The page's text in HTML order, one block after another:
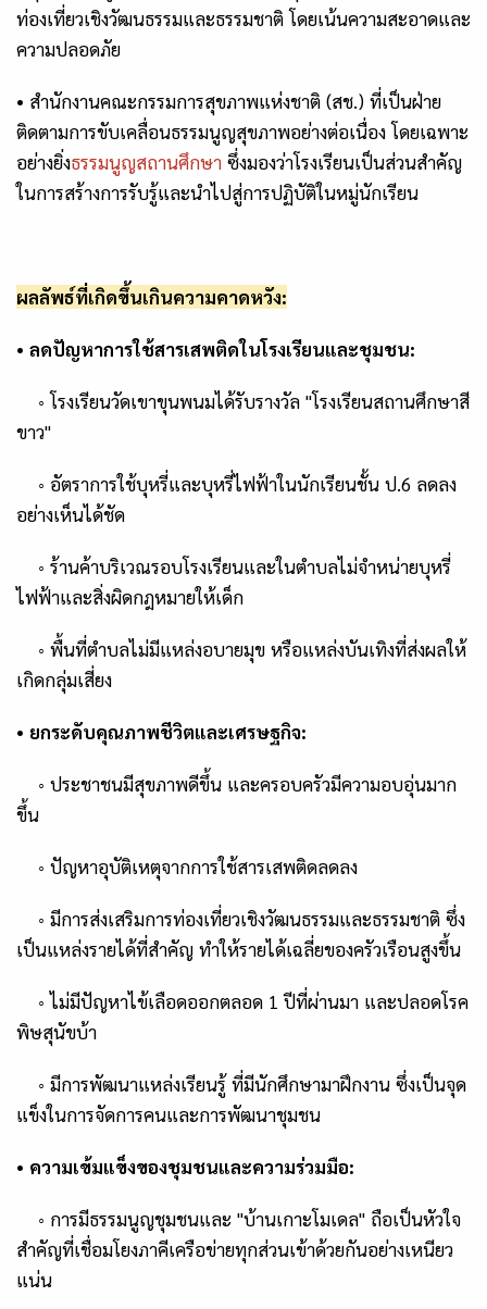
ท่องเที่ยวเชิงวัฒนธรรมและธรรมชาติ โดยเน้นความสะอาดและ
ความปลอดภัย
• สำนักงานคณะกรรมการสุขภาพแห่งชาติ (สช.) ที่เป็นฝ่าย
ติดตามการขับเคลื่อนธรรมนูญสุขภาพอย่างต่อเนื่อง โดยเฉพาะ
อย่างยิ่งธรรมนูญสถานศึกษา ซึ่งมองว่าโรงเรียนเป็นส่วนสำคัญ
ในการสร้างการรับรู้และนำไปสู่การปฏิบัติในหมู่นักเรียน
ผลลัพธ์ที่เกิดขึ้นเกินความคาดหวัง:
• ลดปัญหาการใช้สารเสพติดในโรงเรียนและชุมชน:
◦โรงเรียนวัดเขาขุนพนมได้รับรางวัล "โรงเรียนสถานศึกษาสี
ขาว"
◦ อัตราการใช้บุหรี่และบุหรี่ไฟฟ้าในนักเรียนชั้น ป.6 ลดลง
อย่างเห็นได้ชัด
◦ ร้านค้าบริเวณรอบโรงเรียนและในตำบลไม่จำหน่ายบุหรี่
ไฟฟ้าและสิ่งผิดกฎหมายให้เด็ก
◦ พื้นที่ตำบลไม่มีแหล่งอบายมุข หรือแหล่งบันเทิงที่ส่งผลให้
เกิดกลุ่มเสี่ยง
• ยกระดับคุณภาพชีวิตและเศรษฐกิจ:
◦ ประชาชนมีสุขภาพดีขึ้น และครอบครัวมีความอบอุ่นมาก
ขึ้น
◦ ปัญหาอุบัติเหตุจากการใช้สารเสพติดลดลง
◦ มีการส่งเสริมการท่องเที่ยวเชิงวัฒนธรรมและธรรมชาติ ซึ่ง
เป็นแหล่งรายได้ที่สำคัญ ทำให้รายได้เฉลี่ยของครัวเรือนสูงขึ้น
◦ไม่มีปัญหาไข้เลือดออกตลอด 1ปีที่ผ่านมา และปลอดโรค
พิษสุนัขบ้า
◦ มีการพัฒนาแหล่งเรียนรู้ ที่มีนักศึกษามาฝึกงาน ซึ่งเป็นจุด
แข็งในการจัดการคนและการพัฒนาชุมชน
• ความเข้มแข็งของชุมชนและความร่วมมือ:
◦ การมีธรรมนูญชุมชนและ "บ้านเกาะโมเดล" ถือเป็นหัวใจ
สำคัญที่เชื่อมโยงภาคีเครือข่ายทุกส่วนเข้าด้วยกันอย่างเหนียว
แน่น